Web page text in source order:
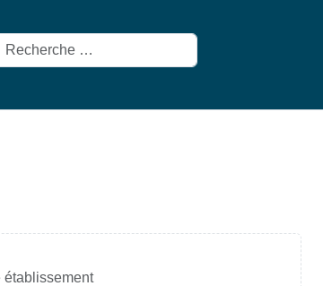
Rechercher
établissement